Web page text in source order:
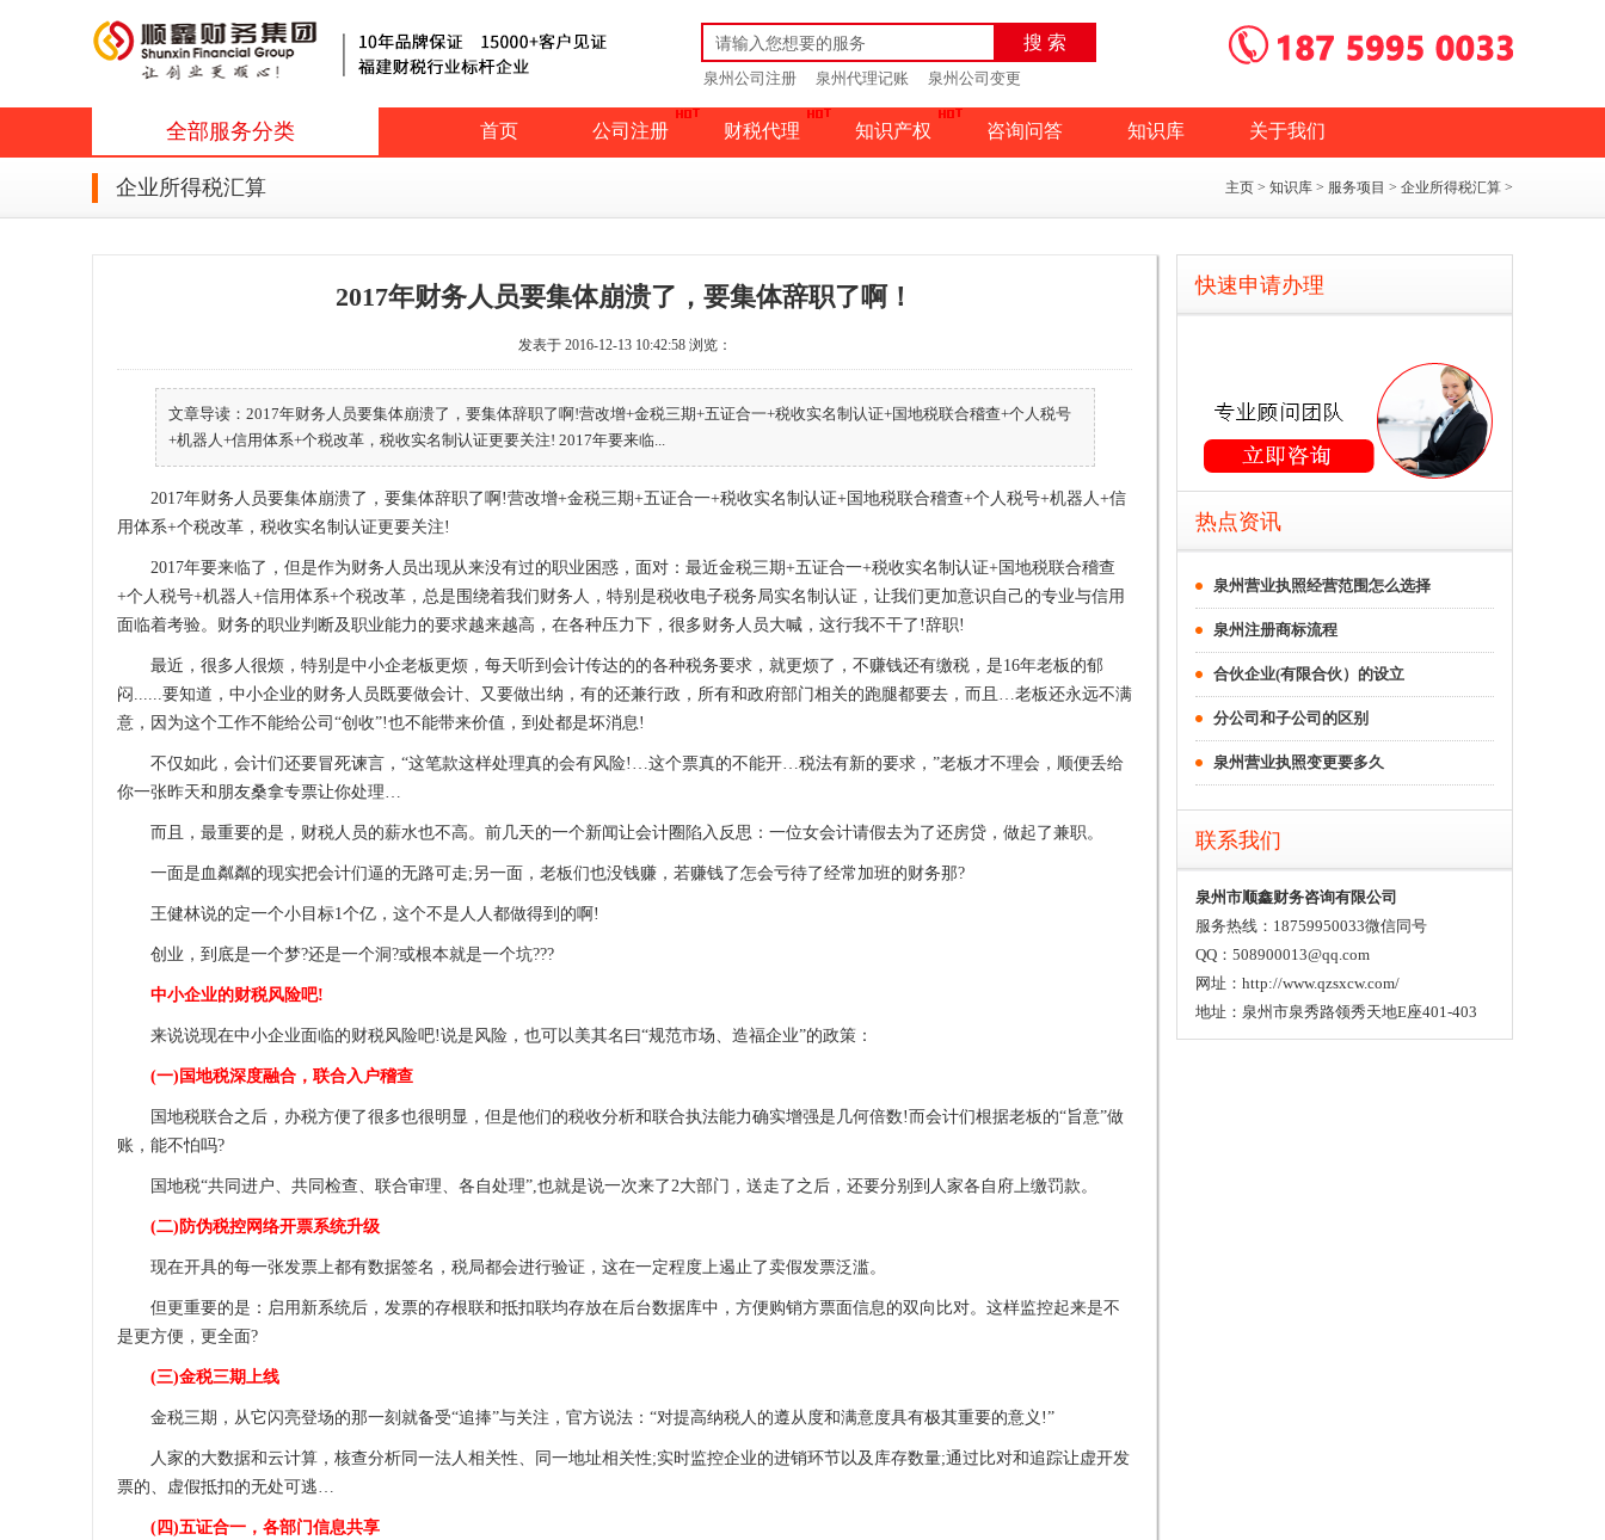
搜 索
泉州公司注册 泉州代理记账 泉州公司变更
全部服务分类 首页 公司注册 财税代理 知识产权 咨询问答 知识库 关于我们
企业所得税汇算 主页 > 知识库 > 服务项目 > 企业所得税汇算 >
2017年财务人员要集体崩溃了，要集体辞职了啊！
发表于 2016-12-13 10:42:58 浏览：
文章导读：2017年财务人员要集体崩溃了，要集体辞职了啊!营改增+金税三期+五证合一+税收实名制认证+国地税联合稽查+个人税号
+机器人+信用体系+个税改革，税收实名制认证更要关注! 2017年要来临...
2017年财务人员要集体崩溃了，要集体辞职了啊!营改增+金税三期+五证合一+税收实名制认证+国地税联合稽查+个人税号+机器人+信
用体系+个税改革，税收实名制认证更要关注!
2017年要来临了，但是作为财务人员出现从来没有过的职业困惑，面对：最近金税三期+五证合一+税收实名制认证+国地税联合稽查
+个人税号+机器人+信用体系+个税改革，总是围绕着我们财务人，特别是税收电子税务局实名制认证，让我们更加意识自己的专业与信用
面临着考验。财务的职业判断及职业能力的要求越来越高，在各种压力下，很多财务人员大喊，这行我不干了!辞职!
最近，很多人很烦，特别是中小企老板更烦，每天听到会计传达的的各种税务要求，就更烦了，不赚钱还有缴税，是16年老板的郁
闷......要知道，中小企业的财务人员既要做会计、又要做出纳，有的还兼行政，所有和政府部门相关的跑腿都要去，而且…老板还永远不满
意，因为这个工作不能给公司“创收”!也不能带来价值，到处都是坏消息!
不仅如此，会计们还要冒死谏言，“这笔款这样处理真的会有风险!…这个票真的不能开…税法有新的要求，”老板才不理会，顺便丢给
你一张昨天和朋友桑拿专票让你处理…
而且，最重要的是，财税人员的薪水也不高。前几天的一个新闻让会计圈陷入反思：一位女会计请假去为了还房贷，做起了兼职。
一面是血粼粼的现实把会计们逼的无路可走;另一面，老板们也没钱赚，若赚钱了怎会亏待了经常加班的财务那?
王健林说的定一个小目标1个亿，这个不是人人都做得到的啊!
创业，到底是一个梦?还是一个洞?或根本就是一个坑???
中小企业的财税风险吧!
来说说现在中小企业面临的财税风险吧!说是风险，也可以美其名曰“规范市场、造福企业”的政策：
(一)国地税深度融合，联合入户稽查
国地税联合之后，办税方便了很多也很明显，但是他们的税收分析和联合执法能力确实增强是几何倍数!而会计们根据老板的“旨意”做
账，能不怕吗?
国地税“共同进户、共同检查、联合审理、各自处理”,也就是说一次来了2大部门，送走了之后，还要分别到人家各自府上缴罚款。
(二)防伪税控网络开票系统升级
现在开具的每一张发票上都有数据签名，税局都会进行验证，这在一定程度上遏止了卖假发票泛滥。
但更重要的是：启用新系统后，发票的存根联和抵扣联均存放在后台数据库中，方便购销方票面信息的双向比对。这样监控起来是不
是更方便，更全面?
(三)金税三期上线
金税三期，从它闪亮登场的那一刻就备受“追捧”与关注，官方说法：“对提高纳税人的遵从度和满意度具有极其重要的意义!”
人家的大数据和云计算，核查分析同一法人相关性、同一地址相关性;实时监控企业的进销环节以及库存数量;通过比对和追踪让虚开发
票的、虚假抵扣的无处可逃…
(四)五证合一，各部门信息共享
快速申请办理
热点资讯
泉州营业执照经营范围怎么选择
泉州注册商标流程
合伙企业(有限合伙）的设立
分公司和子公司的区别
泉州营业执照变更要多久
联系我们
泉州市顺鑫财务咨询有限公司
服务热线：18759950033微信同号
QQ：508900013@qq.com
网址：http://www.qzsxcw.com/
地址：泉州市泉秀路领秀天地E座401-403